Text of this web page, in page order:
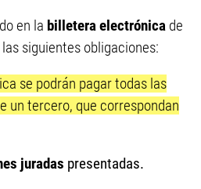
en la billetera electrónica de
siguientes obligaciones:
se podrán pagar todas las
un tercero, que correspondan
juradas presentadas.